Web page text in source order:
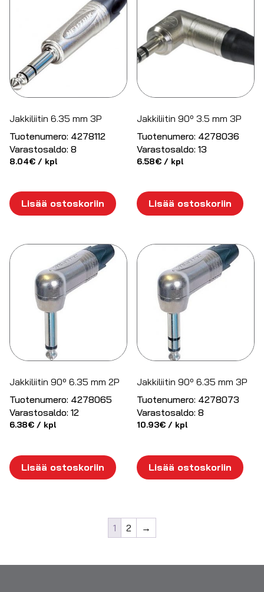
Jakkiliitin 6.35 mm 3P
Tuotenumero: 4278112
Varastosaldo: 8
8.04€ / kpl
Lisää ostoskoriin
Jakkiliitin 90º 3.5 mm 3P
Tuotenumero: 4278036
Varastosaldo: 13
6.58€ / kpl
Lisää ostoskoriin
Jakkiliitin 90º 6.35 mm 2P
Tuotenumero: 4278065
Varastosaldo: 12
6.38€ / kpl
Lisää ostoskoriin
Jakkiliitin 90º 6.35 mm 3P
Tuotenumero: 4278073
Varastosaldo: 8
10.93€ / kpl
Lisää ostoskoriin
1 2 →